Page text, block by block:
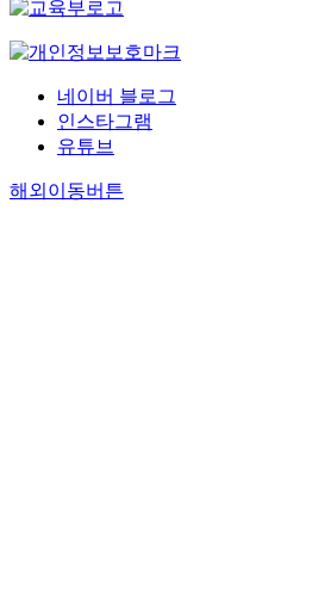
네이버 블로그
인스타그램
유튜브
해외이동버튼